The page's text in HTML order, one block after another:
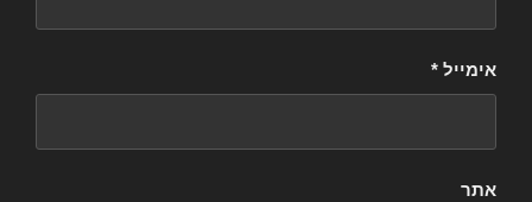
אימייל *
אתר